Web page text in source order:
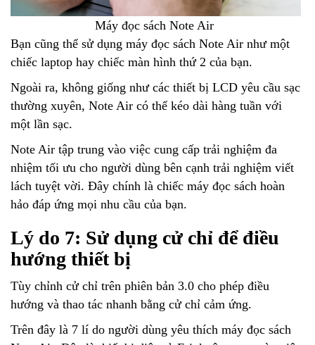
Máy đọc sách Note Air
Bạn cũng thể sử dụng máy đọc sách Note Air như một
chiếc laptop hay chiếc màn hình thứ 2 của bạn.
Ngoài ra, không giống như các thiết bị LCD yêu cầu sạc
thường xuyên, Note Air có thể kéo dài hàng tuần với
một lần sạc.
Note Air tập trung vào việc cung cấp trải nghiệm đa
nhiệm tối ưu cho người dùng bên cạnh trải nghiệm viết
lách tuyệt vời. Đây chính là chiếc máy đọc sách hoàn
hảo đáp ứng mọi nhu cầu của bạn.
Lý do 7: Sử dụng cử chỉ để điều
hướng thiết bị
Tùy chỉnh cử chỉ trên phiên bản 3.0 cho phép điều
hướng và thao tác nhanh bằng cử chỉ cảm ứng.
Trên đây là 7 lí do người dùng yêu thích máy đọc sách